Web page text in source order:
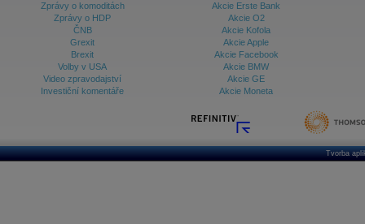
Zprávy o komoditách
Zprávy o HDP
ČNB
Grexit
Brexit
Volby v USA
Video zpravodajství
Investiční komentáře
Akcie Erste Bank
Akcie O2
Akcie Kofola
Akcie Apple
Akcie Facebook
Akcie BMW
Akcie GE
Akcie Moneta
Tvorba